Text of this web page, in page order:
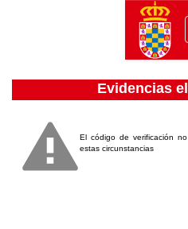
Evidencias
El código de verificación
estas circunstancias